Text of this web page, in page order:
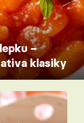
–
klasiky